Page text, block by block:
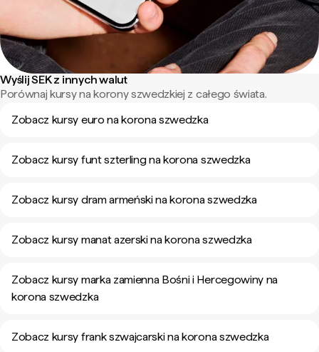
Wyślij SEK z innych walut
Porównaj kursy na korony szwedzkiej z całego świata.
Zobacz kursy euro na korona szwedzka
Zobacz kursy funt szterling na korona szwedzka
Zobacz kursy dram armeński na korona szwedzka
Zobacz kursy manat azerski na korona szwedzka
Zobacz kursy marka zamienna Bośni i Hercegowiny na
korona szwedzka
Zobacz kursy frank szwajcarski na korona szwedzka